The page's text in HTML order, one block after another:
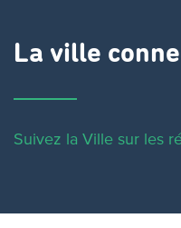
La ville
Suivez la Ville sur les